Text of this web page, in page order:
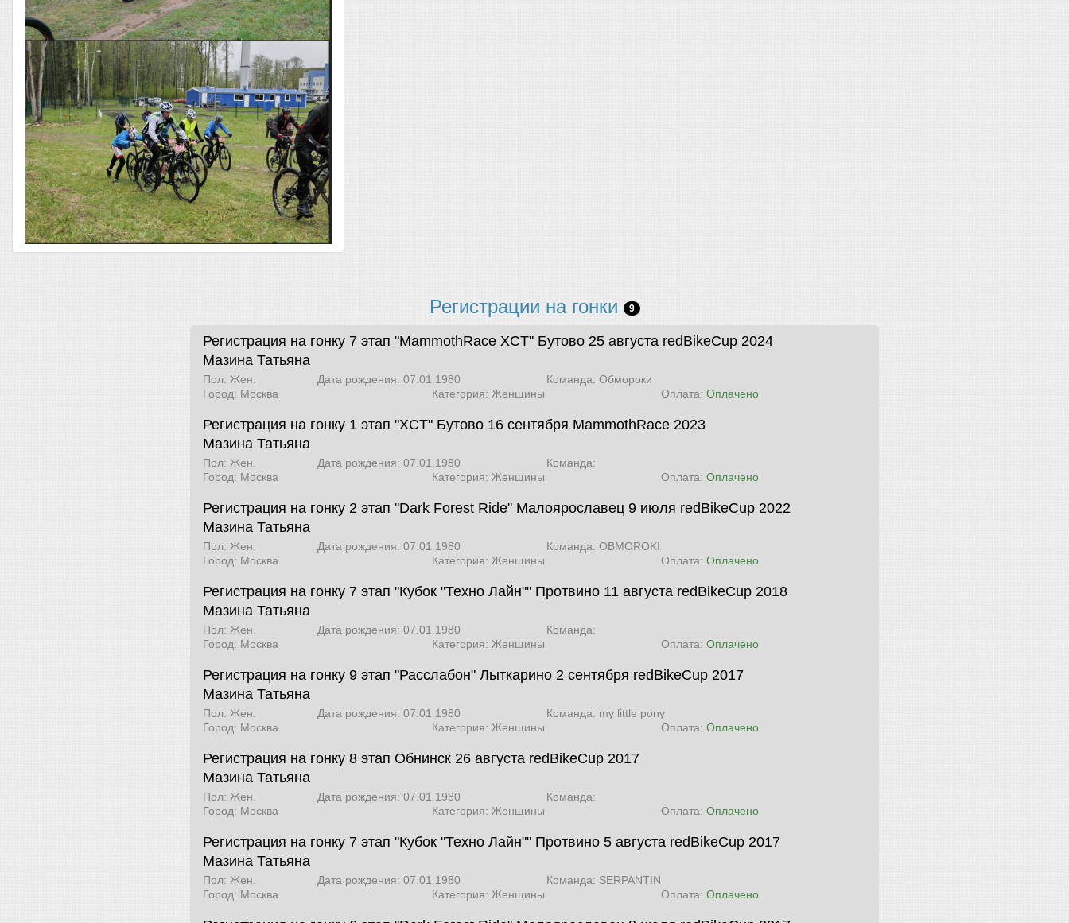
Регистрации на гонки 9
Регистрация на гонку 7 этап "MammothRace XCT" Бутово 25 августа redBikeCup 2024
Мазина Татьяна
Пол: Жен. Дата рождения: 07.01.1980
Команда: Обмороки
Город: Москва
Категория: Женщины Оплата: Оплачено
Регистрация на гонку 1 этап "XCT" Бутово 16 сентября MammothRace 2023
Мазина Татьяна
Пол: Жен. Дата рождения: 07.01.1980
Команда:
Город: Москва
Категория: Женщины Оплата: Оплачено
Регистрация на гонку 2 этап "Dark Forest Ride" Малоярославец 9 июля redBikeCup 2022
Мазина Татьяна
Пол: Жен. Дата рождения: 07.01.1980
Команда: OBMOROKI
Город: Москва
Категория: Женщины Оплата: Оплачено
Регистрация на гонку 7 этап "Кубок "Техно Лайн"" Протвино 11 августа redBikeCup 2018
Мазина Татьяна
Пол: Жен. Дата рождения: 07.01.1980
Команда:
Город: Москва
Категория: Женщины Оплата: Оплачено
Регистрация на гонку 9 этап "Расслабон" Лыткарино 2 сентября redBikeCup 2017
Мазина Татьяна
Пол: Жен. Дата рождения: 07.01.1980
Команда: my little pony
Город: Москва
Категория: Женщины Оплата: Оплачено
Регистрация на гонку 8 этап Обнинск 26 августа redBikeCup 2017
Мазина Татьяна
Пол: Жен. Дата рождения: 07.01.1980
Команда:
Город: Москва
Категория: Женщины Оплата: Оплачено
Регистрация на гонку 7 этап "Кубок "Техно Лайн"" Протвино 5 августа redBikeCup 2017
Мазина Татьяна
Пол: Жен. Дата рождения: 07.01.1980
Команда: SERPANTIN
Город: Москва
Категория: Женщины Оплата: Оплачено